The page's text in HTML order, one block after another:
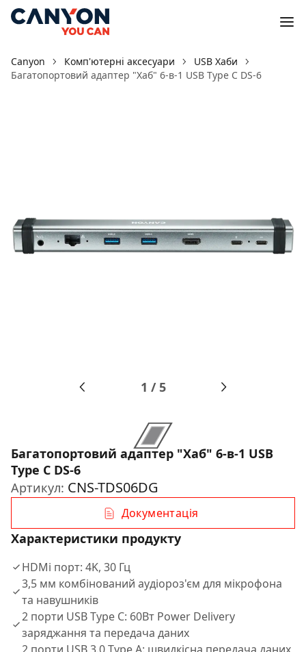
Canyon Комп'ютерні аксесуари
USB Хаби
Багатопортовий адаптер "Хаб" 6-в-1 USB Type C DS-6
1 / 5
Багатопортовий адаптер "Хаб" 6-в-1 USB
Type C DS-6
Артикул: CNS-TDS06DG
Документація
Характеристики продукту
HDMi порт: 4K, 30 Гц
3,5 мм комбiнований аудiороз'єм для мiкрофона
та навушникiв
2 порти USB Type C: 60Вт Power Delivery
заряджання та передача даних